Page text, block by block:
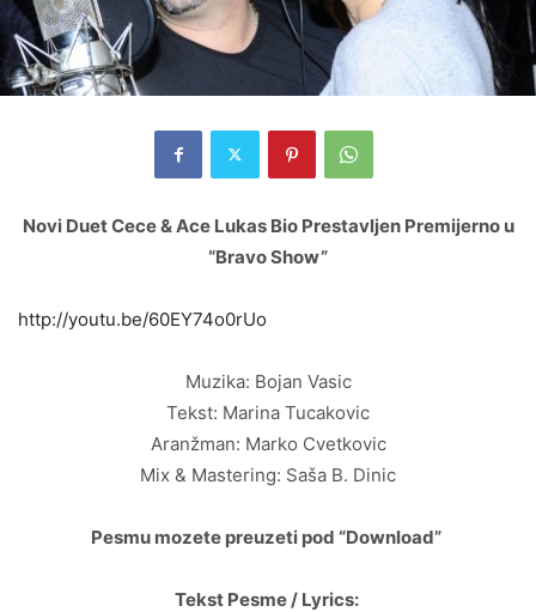
Novi Duet Cece & Ace Lukas Bio Prestavljen Premijerno u
“Bravo Show”
http://youtu.be/60EY74o0rUo
Muzika: Bojan Vasic
Tekst: Marina Tucakovic
Aranžman: Marko Cvetkovic
Mix & Mastering: Saša B. Dinic
Pesmu mozete preuzeti pod “Download”
Tekst Pesme / Lyrics: